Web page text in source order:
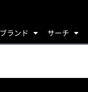
ブランド サーチ